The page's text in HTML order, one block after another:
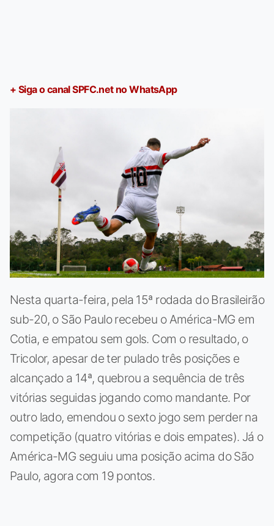
+ Siga o canal SPFC.net no WhatsApp
Nesta quarta-feira, pela 15ª rodada do Brasileirão
sub-20, o São Paulo recebeu o América-MG em
Cotia, e empatou sem gols. Com o resultado, o
Tricolor, apesar de ter pulado três posições e
alcançado a 14ª, quebrou a sequência de três
vitórias seguidas jogando como mandante. Por
outro lado, emendou o sexto jogo sem perder na
competição (quatro vitórias e dois empates). Já o
América-MG seguiu uma posição acima do São
Paulo, agora com 19 pontos.